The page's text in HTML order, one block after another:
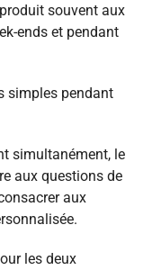
souvent aux
ends et pendant
simples pendant
simultanément, le
aux questions de
aux
les deux